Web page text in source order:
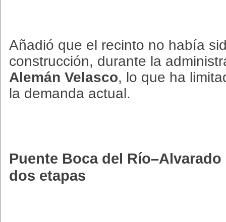
Añadió que el recinto no había
construcción, durante la
Alemán Velasco, lo que ha
la demanda actual.
Puente Boca del
dos etapas